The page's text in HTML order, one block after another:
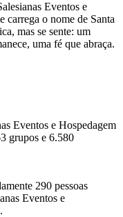
Eventos e
carrega o nome de Santa
mas se sente: um
uma fé que abraça.
Eventos e Hospedagem
grupos e 6.580
290 pessoas
Eventos e